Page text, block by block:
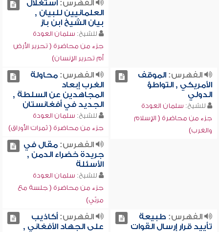
الفهرس:استغلال
العلمانيين للبيان ,
بيان الشيخ ابن باز
للشيخ: سلمان العودة
جزء من محاضرة ( تحرير الأرض
أم تحرير الإنسان)
الفهرس:الموقف
الأمريكي , التواطؤ
الدولي
للشيخ: سلمان العودة
جزء من محاضرة ( الإسلام
والغرب)
الفهرس:محاولة
الغرب إبعاد
المجاهدين عن السلطة ,
الجديد في أفغانستان
للشيخ: سلمان العودة
جزء من محاضرة ( ثمرات الأوراق)
الفهرس:مقال في
جريدة خضراء الدمن ,
الأسئلة
للشيخ: سلمان العودة
جزء من محاضرة ( جلسة مع
مربّي)
الفهرس: طبيعة
تأييد قرار إرسال القوات
الفهرس:أكاذيب
على الجهاد الأفغاني ,